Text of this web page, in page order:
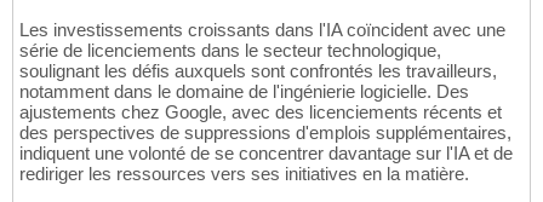
Les investissements croissants dans l'IA coïncident avec une
série de licenciements dans le secteur technologique,
soulignant les défis auxquels sont confrontés les travailleurs,
notamment dans le domaine de l'ingénierie logicielle. Des
ajustements chez Google, avec des licenciements récents et
des perspectives de suppressions d'emplois supplémentaires,
indiquent une volonté de se concentrer davantage sur l'IA et de
rediriger les ressources vers ses initiatives en la matière.